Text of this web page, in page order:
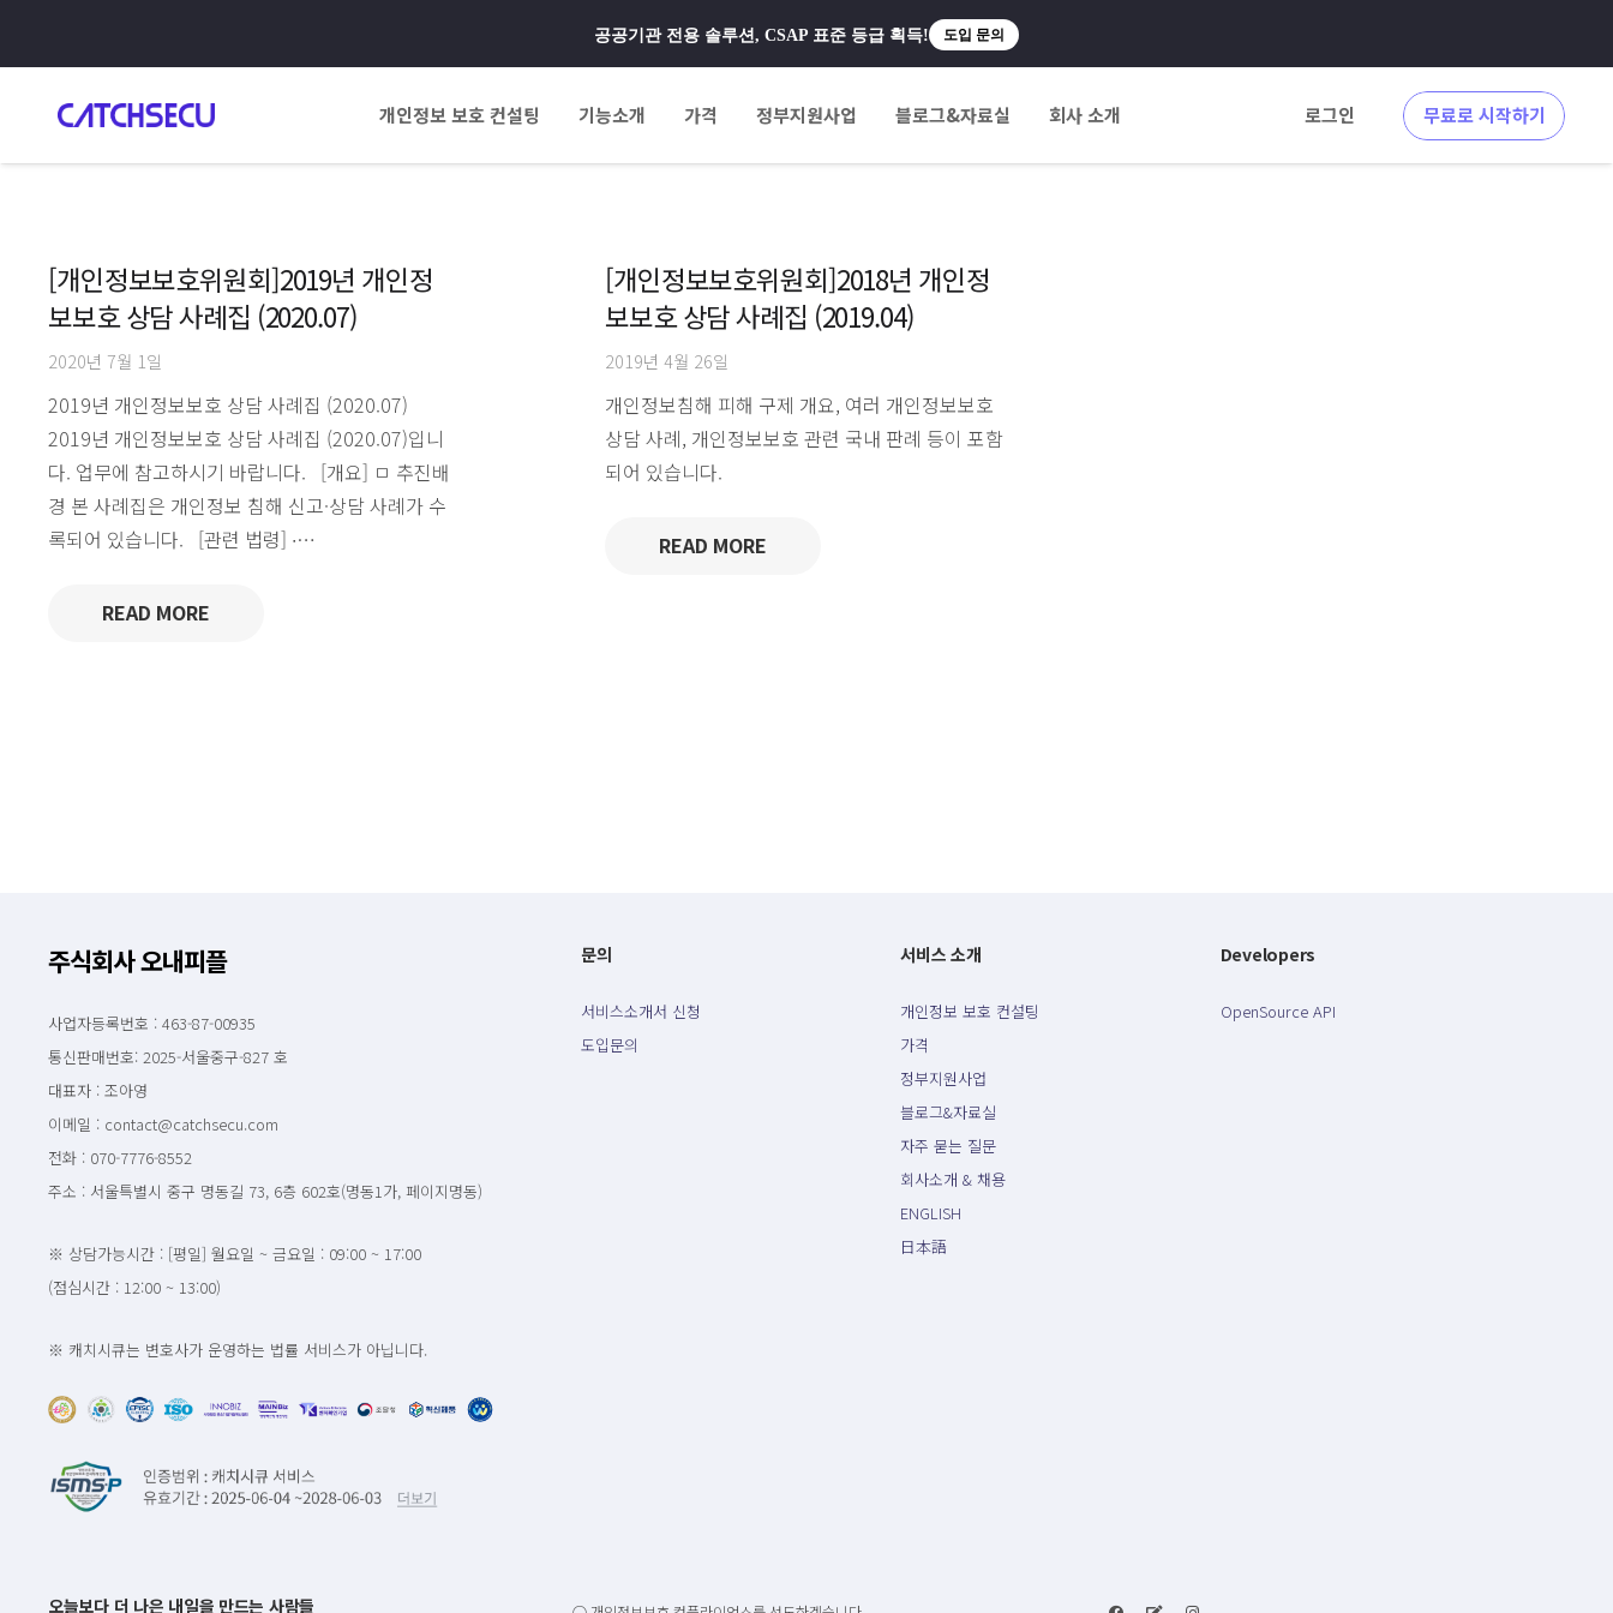
공공기관 전용 솔루션, CSAP 표준 등급 획득! 도입 문의
개인정보 보호 컨설팅 기능소개 가격 정부지원사업 블로그&자료실 회사 소개 로그인 무료로 시작하기
[개인정보보호위원회]2019년 개인정
보보호 상담 사례집 (2020.07)
2020년 7월 1일
2019년 개인정보보호 상담 사례집 (2020.07)
2019년 개인정보보호 상담 사례집 (2020.07)입니
다. 업무에 참고하시기 바랍니다. [개요] ㅁ 추진배
경 본 사례집은 개인정보 침해 신고·상담 사례가 수
록되어 있습니다. [관련 법령] ∙…
READ MORE
[개인정보보호위원회]2018년 개인정
보보호 상담 사례집 (2019.04)
2019년 4월 26일
개인정보침해 피해 구제 개요, 여러 개인정보보호
상담 사례, 개인정보보호 관련 국내 판례 등이 포함
되어 있습니다.
READ MORE
주식회사 오내피플
사업자등록번호 : 463-87-00935
통신판매번호: 2025-서울중구-827 호
대표자 : 조아영
이메일 : contact@catchsecu.com
전화 : 070-7776-8552
주소 : 서울특별시 중구 명동길 73, 6층 602호(명동1가, 페이지명동)
※ 상담가능시간 : [평일] 월요일 ~ 금요일 : 09:00 ~ 17:00
(점심시간 : 12:00 ~ 13:00)
※ 캐치시큐는 변호사가 운영하는 법률 서비스가 아닙니다.
문의
서비스소개서 신청
도입문의
서비스 소개
개인정보 보호 컨설팅
가격
정부지원사업
블로그&자료실
자주 묻는 질문
회사소개 & 채용
ENGLISH
日本語
Developers
OpenSource API
오늘보다 더 나은 내일을 만드는 사람들